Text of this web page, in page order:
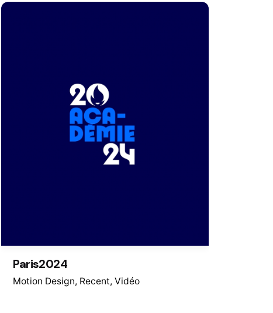
Paris2024
Motion Design Recent Vidéo